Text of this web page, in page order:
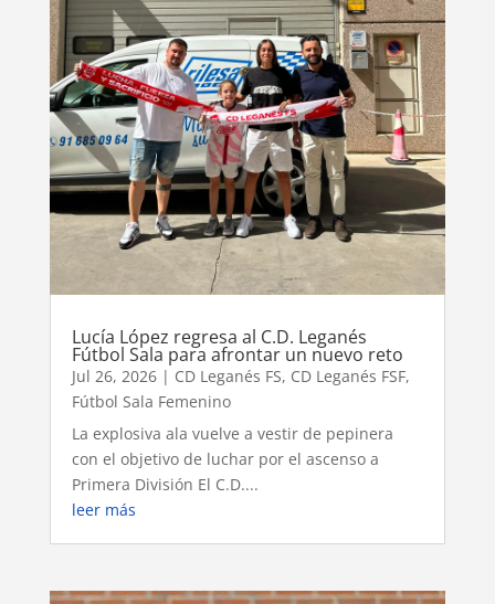
Lucía López regresa al C.D. Leganés
Fútbol Sala para afrontar un nuevo reto
Jul 26, 2026| CD Leganés FS, CD Leganés FSF,
Fútbol Sala Femenino
La explosiva ala vuelve a vestir de pepinera
con el objetivo de luchar por el ascenso a
Primera División El C.D....
leer más